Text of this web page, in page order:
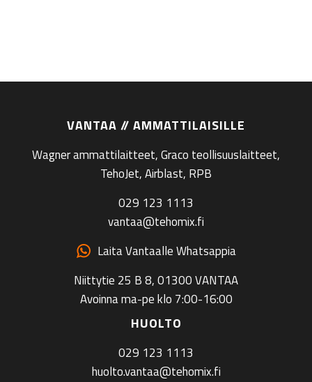
VANTAA // AMMATTILAISILLE
Wagner ammattilaitteet, Graco teollisuuslaitteet,
TehoJet, Airblast, RPB
029 123 1113
vantaa@tehomix.fi
Laita Vantaalle Whatsappia
Niittytie 25 B 8, 01300 VANTAA
Avoinna ma-pe klo 7:00-16:00
HUOLTO
029 123 1113
huolto.vantaa@tehomix.fi